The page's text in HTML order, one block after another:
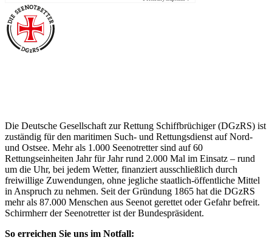
Die Deutsche Gesellschaft zur Rettung Schiffbrüchiger (DGzRS) ist
zuständig für den maritimen Such- und Rettungsdienst auf Nord-
und Ostsee. Mehr als 1.000 Seenotretter sind auf 60
Rettungseinheiten Jahr für Jahr rund 2.000 Mal im Einsatz – rund
um die Uhr, bei jedem Wetter, finanziert ausschließlich durch
freiwillige Zuwendungen, ohne jegliche staatlich-öffentliche Mittel
in Anspruch zu nehmen. Seit der Gründung 1865 hat die DGzRS
mehr als 87.000 Menschen aus Seenot gerettet oder Gefahr befreit.
Schirmherr der Seenotretter ist der Bundespräsident.
So erreichen Sie uns im Notfall: